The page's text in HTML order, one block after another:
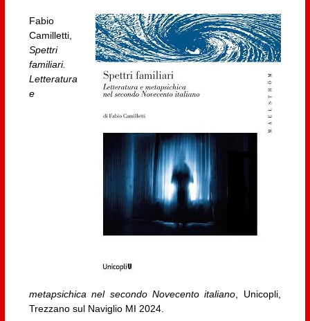
Fabio
Camilletti,
Spettri
familiari.
Letteratura
e
metapsichica nel secondo Novecento italiano , Unicopli,
Trezzano sul Naviglio MI 2024.